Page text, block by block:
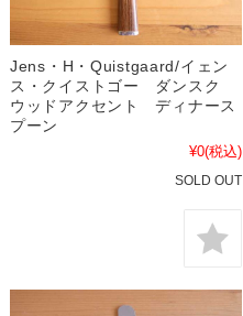
Jens・H・Quistgaard/イェン
ス・クイストゴー ダンスク
ウッドアクセント ディナース
プーン
¥0(税込)
SOLD OUT